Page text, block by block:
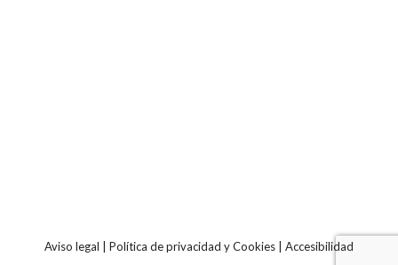
Aviso legal Política de privacidad y Cookies Accesibilidad